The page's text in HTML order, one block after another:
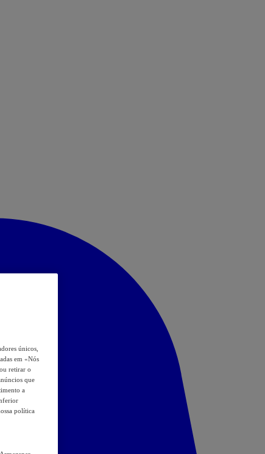
únicos,
em «Nós
retirar o
que
a
política